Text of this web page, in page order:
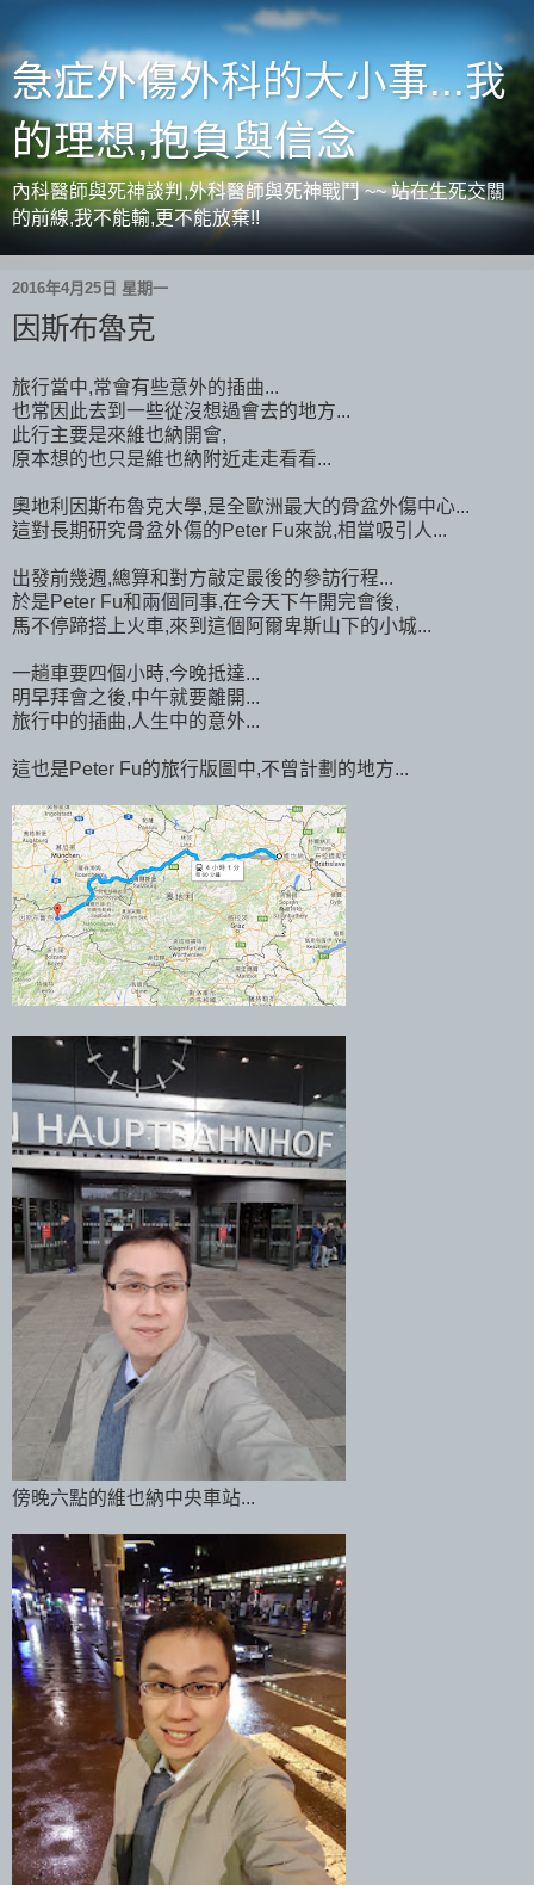
急症外傷外科的大小事...我
的理想,抱負與信念
內科醫師與死神談判,外科醫師與死神戰鬥 ~~ 站在生死交關
的前線,我不能輸,更不能放棄!!
2016年4月25日 星期一
因斯布魯克
旅行當中,常會有些意外的插曲...
也常因此去到一些從沒想過會去的地方...
此行主要是來維也納開會,
原本想的也只是維也納附近走走看看...
奧地利因斯布魯克大學,是全歐洲最大的骨盆外傷中心...
這對長期研究骨盆外傷的Peter Fu來說,相當吸引人...
出發前幾週,總算和對方敲定最後的參訪行程...
於是Peter Fu和兩個同事,在今天下午開完會後,
馬不停蹄搭上火車,來到這個阿爾卑斯山下的小城...
一趟車要四個小時,今晚抵達...
明早拜會之後,中午就要離開...
旅行中的插曲,人生中的意外...
這也是Peter Fu的旅行版圖中,不曾計劃的地方...
傍晚六點的維也納中央車站...